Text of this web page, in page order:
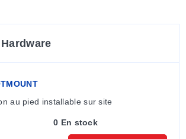
au pied installable sur site
0 En stock